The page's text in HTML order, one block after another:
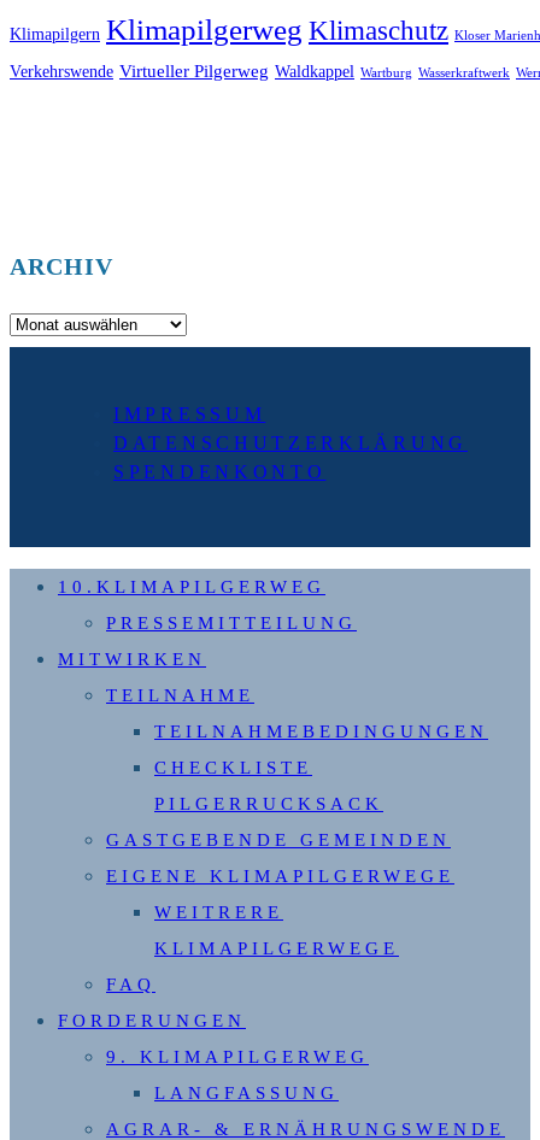
Klimapilgern Klimapilgerweg Klimaschutz Kloser
Verkehrswende Virtueller Pilgerweg Waldkappel Wartburg Wasserkraftwerk
ARCHIV
Archiv
IMPRESSUM
DATENSCHUTZERKLÄRUNG
SPENDENKONTO
10.KLIMAPILGERWEG
PRESSEMITTEILUNG
MITWIRKEN
TEILNAHME
TEILNAHMEBEDINGUNGEN
CHECKLISTE
PILGERRUCKSACK
GASTGEBENDE GEMEINDEN
EIGENE KLIMAPILGERWEGE
WEITRERE
KLIMAPILGERWEGE
FAQ
FORDERUNGEN
9. KLIMAPILGERWEG
LANGFASSUNG
AGRAR- & ERNÄHRUNGSWENDE